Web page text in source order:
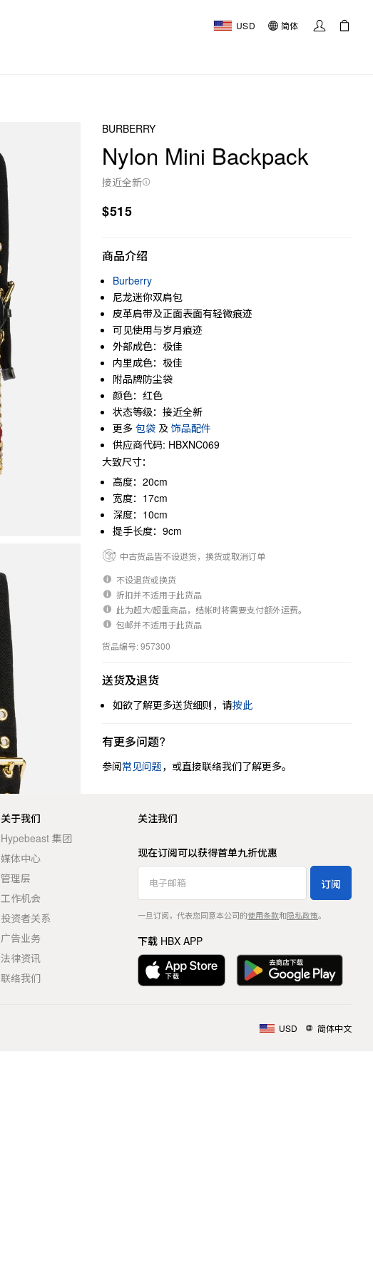
USD 简体
BURBERRY
Nylon Mini Backpack
接近全新
$515
商品介绍
Burberry
尼龙迷你双肩包
皮革肩带及正面表面有轻微痕迹
可见使用与岁月痕迹
外部成色：极佳
内里成色：极佳
附品牌防尘袋
颜色：红色
状态等级：接近全新
更多 包袋 及 饰品配件
供应商代码: HBXNC069
大致尺寸：
高度：20cm
宽度：17cm
深度：10cm
提手长度：9cm
中古货品皆不设退货，换货或取消订单
不设退货或换货
折扣并不适用于此货品
此为超大/超重商品，结帐时将需要支付额外运费。
包邮并不适用于此货品
货品编号: 957300
送货及退货
如欲了解更多送货细则，请按此
有更多问题?
参阅常见问题，或直接联络我们了解更多。
关于我们
Hypebeast 集团
媒体中心
管理层
工作机会
投资者关系
广告业务
法律资讯
联络我们
关注我们
现在订阅可以获得首单九折优惠
订阅
一旦订阅，代表您同意本公司的使用条款和隐私政策。
下载 HBX APP
USD 简体中文